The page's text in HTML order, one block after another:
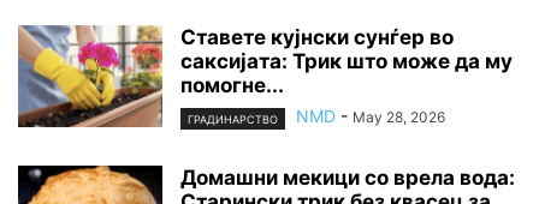
Ставете кујнски сунѓер во
саксијата: Трик што може да му
помогне...
ГРАДИНАРСТВО NMD - May 28, 2026
Домашни мекици со врела вода: